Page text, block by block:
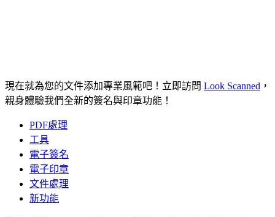
現在就為您的文件添加專業風範吧！立即訪問 Look Scanned ，
親身體驗我們全新的簽名與印章功能！
PDF處理
工具
電子簽名
電子印章
文件處理
新功能